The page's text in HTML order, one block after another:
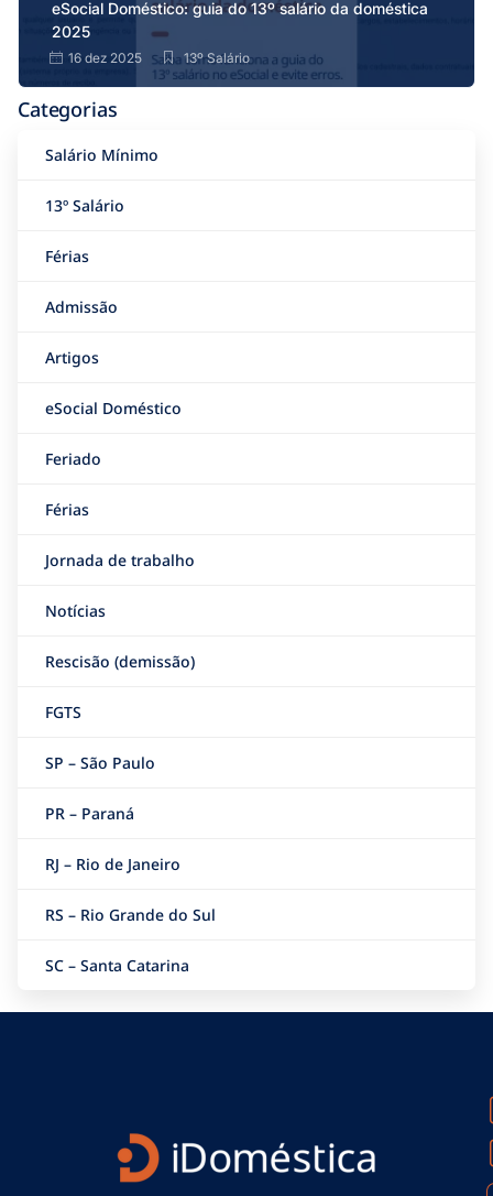
eSocial Doméstico: guia do 13º salário da doméstica
2025
16 dez 2025 13º Salário
Categorias
Salário Mínimo
13º Salário
Férias
Admissão
Artigos
eSocial Doméstico
Feriado
Férias
Jornada de trabalho
Notícias
Rescisão (demissão)
FGTS
SP – São Paulo
PR – Paraná
RJ – Rio de Janeiro
RS – Rio Grande do Sul
SC – Santa Catarina